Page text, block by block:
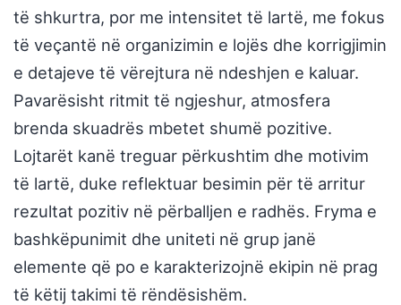
të shkurtra, por me intensitet të lartë, me fokus
të veçantë në organizimin e lojës dhe korrigjimin
e detajeve të vërejtura në ndeshjen e kaluar.
Pavarësisht ritmit të ngjeshur, atmosfera
brenda skuadrës mbetet shumë pozitive.
Lojtarët kanë treguar përkushtim dhe motivim
të lartë, duke reflektuar besimin për të arritur
rezultat pozitiv në përballjen e radhës. Fryma e
bashkëpunimit dhe uniteti në grup janë
elemente që po e karakterizojnë ekipin në prag
të këtij takimi të rëndësishëm.